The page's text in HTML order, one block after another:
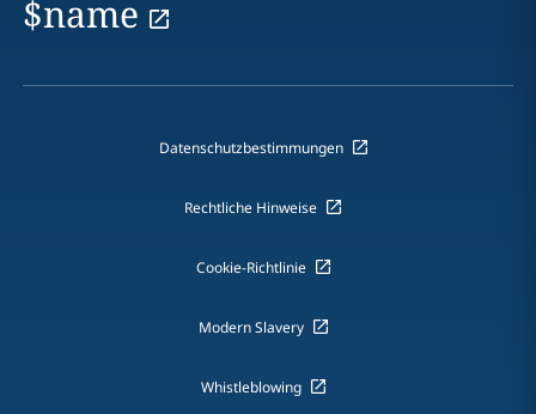
$name
Datenschutzbestimmungen
Rechtliche Hinweise
Cookie-Richtlinie
Modern Slavery
Whistleblowing